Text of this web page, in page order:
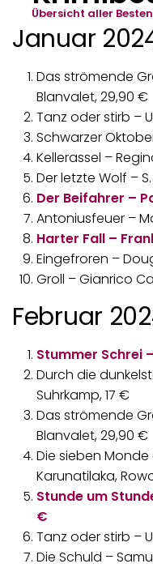
Übersicht aller
Januar
Das strömende
Blanvalet, 29,90 €
Tanz oder stirb –
Schwarzer
Kellerassel –
Der letzte Wolf –
Der Beifahrer –
Antoniusfeuer –
Harter Fall –
Eingefroren –
Groll – Gianrico
Februar
Stummer Schrei
Durch die
Suhrkamp, 17 €
Das strömende
Blanvalet, 29,90 €
Die sieben
Karunatilaka,
Stunde um
€
Tanz oder stirb –
Die Schuld –